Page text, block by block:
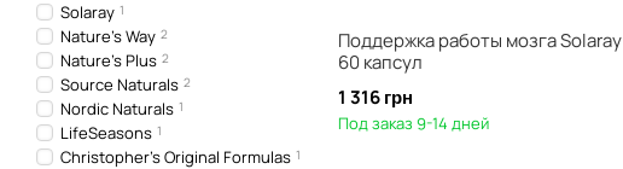
Поддержка работы мозга Solaray
60 капсул
1 316 грн
Под заказ 9-14 дней
Solaray 1
Nature's Way 2
Nature's Plus 2
Source Naturals 2
Nordic Naturals 1
LifeSeasons 1
Christopher's Original Formulas 1